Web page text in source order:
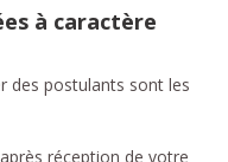
à caractère
des postulants sont les
réception de votre